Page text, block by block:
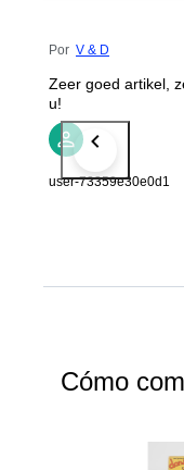
Por V & D
Zeer goed artikel,
u!
user-73359e30e0d1
Cómo